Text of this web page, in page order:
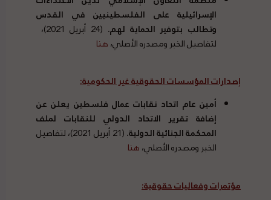
الإسرائيلية على الفلسطينيين في القدس
وتطالب بتوفير الحماية لهم.
(24 أبريل 2021)،
لتفاصيل الخبر ومصدره الأصلي،هنا
إصدارات المؤسسات الحقوقية غير الحكومية:
أمين عام اتحاد نقابات عمال فلسطين يعلن عن
إضافة تقرير الاتحاد الدولي للنقابات لملف
المحكمة الجنائية الدولية.
(21 أبريل 2021)، لتفاصيل
الخبر ومصدره الأصلي،هنا
مؤتمرات وفعاليات حقوقية: